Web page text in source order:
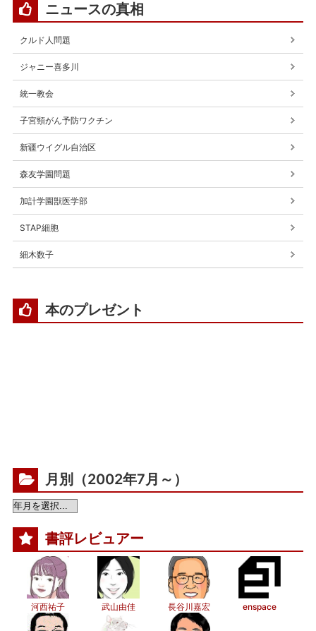
ニュースの真相
クルド人問題
ジャニー喜多川
統一教会
子宮頸がん予防ワクチン
新疆ウイグル自治区
森友学園問題
加計学園獣医学部
STAP細胞
細木数子
本のプレゼント
月別（2002年7月～）
書評レビュアー
河西祐子 武山由佳 長谷川嘉宏 enspace